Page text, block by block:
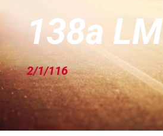
138a LM
2/1/116